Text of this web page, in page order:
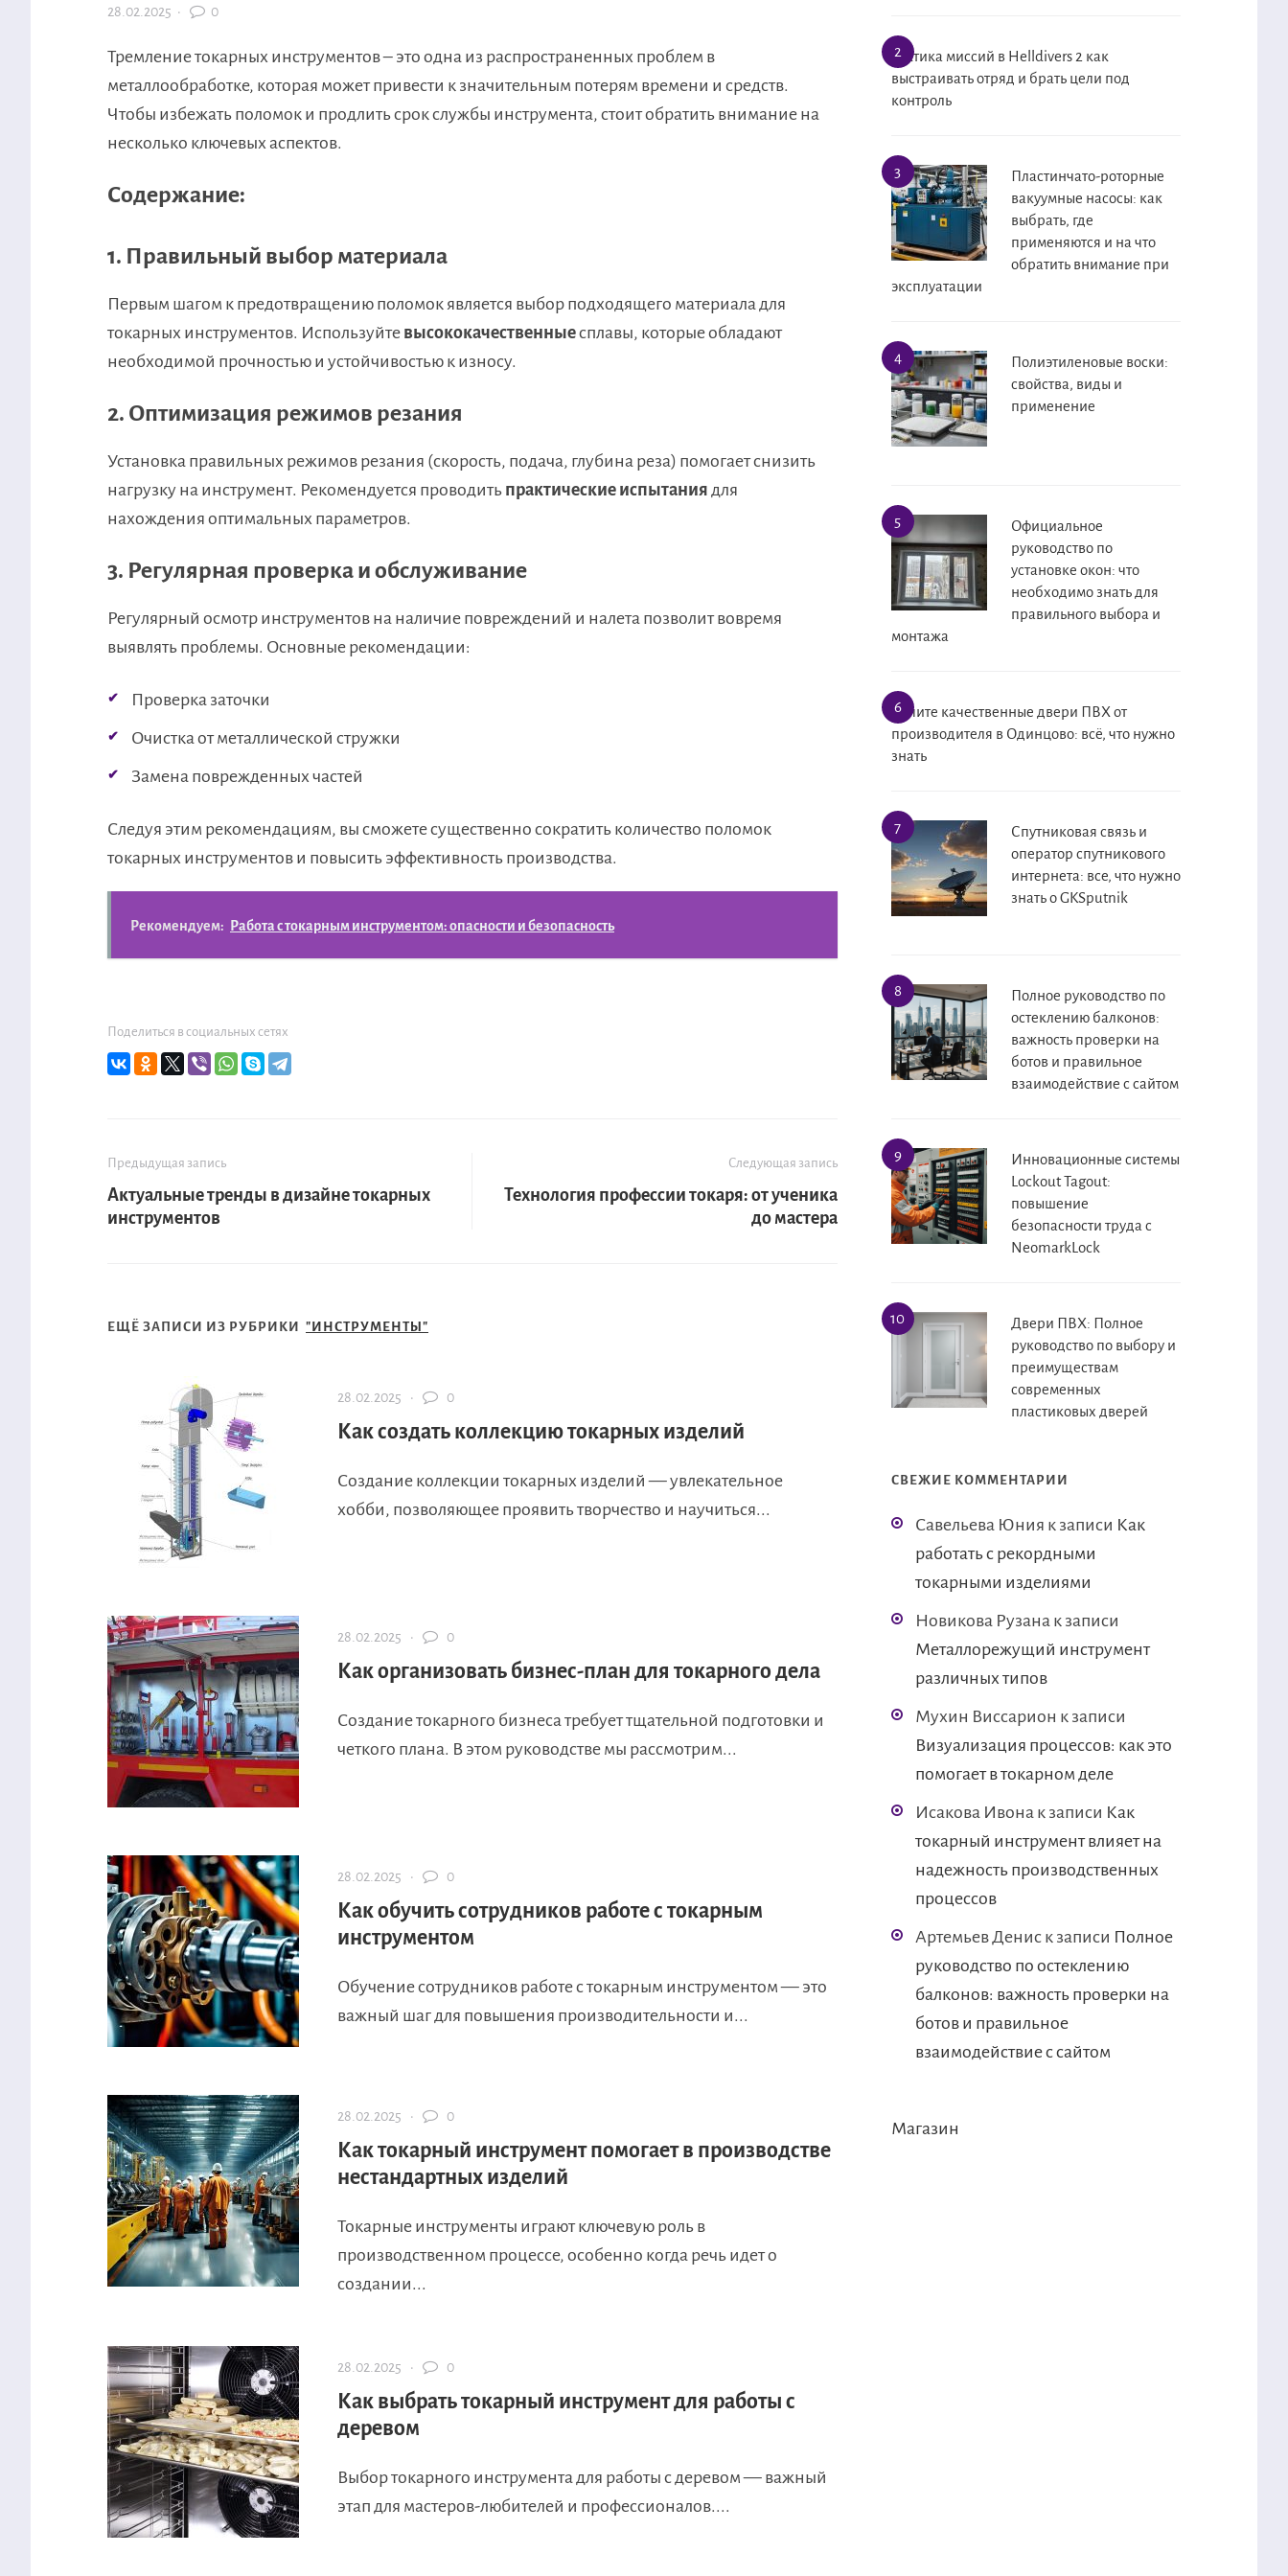
28.02.2025 · 0
Тремление токарных инструментов – это одна из распространенных проблем в
металлообработке, которая может привести к значительным потерям времени и средств.
Чтобы избежать поломок и продлить срок службы инструмента, стоит обратить внимание на
несколько ключевых аспектов.
Содержание:
1. Правильный выбор материала
Первым шагом к предотвращению поломок является выбор подходящего материала для
токарных инструментов. Используйте высококачественныесплавы, которые обладают
необходимой прочностью и устойчивостью к износу.
2. Оптимизация режимов резания
Установка правильных режимов резания (скорость, подача, глубина реза) помогает снизить
нагрузку на инструмент. Рекомендуется проводить практические испытания для
нахождения оптимальных параметров.
3. Регулярная проверка и обслуживание
Регулярный осмотр инструментов на наличие повреждений и налета позволит вовремя
выявлять проблемы. Основные рекомендации:
Проверка заточки
Очистка от металлической стружки
Замена поврежденных частей
Следуя этим рекомендациям, вы сможете существенно сократить количество поломок
токарных инструментов и повысить эффективность производства.
Рекомендуем: Работа с токарным инструментом: опасности и безопасность
Поделиться в социальных сетях
Предыдущая запись
Актуальные тренды в дизайне токарных
инструментов
Следующая запись
Технология профессии токаря: от ученика
до мастера
ЕЩЁ ЗАПИСИ ИЗ РУБРИКИ "ИНСТРУМЕНТЫ"
28.02.2025 · 0
Как создать коллекцию токарных изделий
Создание коллекции токарных изделий — увлекательное
хобби, позволяющее проявить творчество и научиться...
28.02.2025 · 0
Как организовать бизнес-план для токарного дела
Создание токарного бизнеса требует тщательной подготовки и
четкого плана. В этом руководстве мы рассмотрим...
28.02.2025 · 0
Как обучить сотрудников работе с токарным
инструментом
Обучение сотрудников работе с токарным инструментом — это
важный шаг для повышения производительности и...
28.02.2025 · 0
Как токарный инструмент помогает в производстве
нестандартных изделий
Токарные инструменты играют ключевую роль в
производственном процессе, особенно когда речь идет о
создании...
28.02.2025 · 0
Как выбрать токарный инструмент для работы с
деревом
Выбор токарного инструмента для работы с деревом — важный
этап для мастеров-любителей и профессионалов....
Тактика миссий в Helldivers 2 как
выстраивать отряд и брать цели под
контроль
Пластинчато-роторные
вакуумные насосы: как
выбрать, где
применяются и на что
обратить внимание при
эксплуатации
Полиэтиленовые воски:
свойства, виды и
применение
Официальное
руководство по
установке окон: что
необходимо знать для
правильного выбора и
монтажа
Купите качественные двери ПВХ от
производителя в Одинцово: всё, что нужно
знать
Спутниковая связь и
оператор спутникового
интернета: все, что нужно
знать о GKSputnik
Полное руководство по
остеклению балконов:
важность проверки на
ботов и правильное
взаимодействие с сайтом
Инновационные системы
Lockout Tagout:
повышение
безопасности труда с
NeomarkLock
Двери ПВХ: Полное
руководство по выбору и
преимуществам
современных
пластиковых дверей
СВЕЖИЕ КОММЕНТАРИИ
Савельева Юния к записи Как
работать с рекордными
токарными изделиями
Новикова Рузана к записи
Металлорежущий инструмент
различных типов
Мухин Виссарион к записи
Визуализация процессов: как это
помогает в токарном деле
Исакова Ивона к записи Как
токарный инструмент влияет на
надежность производственных
процессов
Артемьев Дениск записи Полное
руководство по остеклению
балконов: важность проверки на
ботов и правильное
взаимодействие с сайтом
Магазин